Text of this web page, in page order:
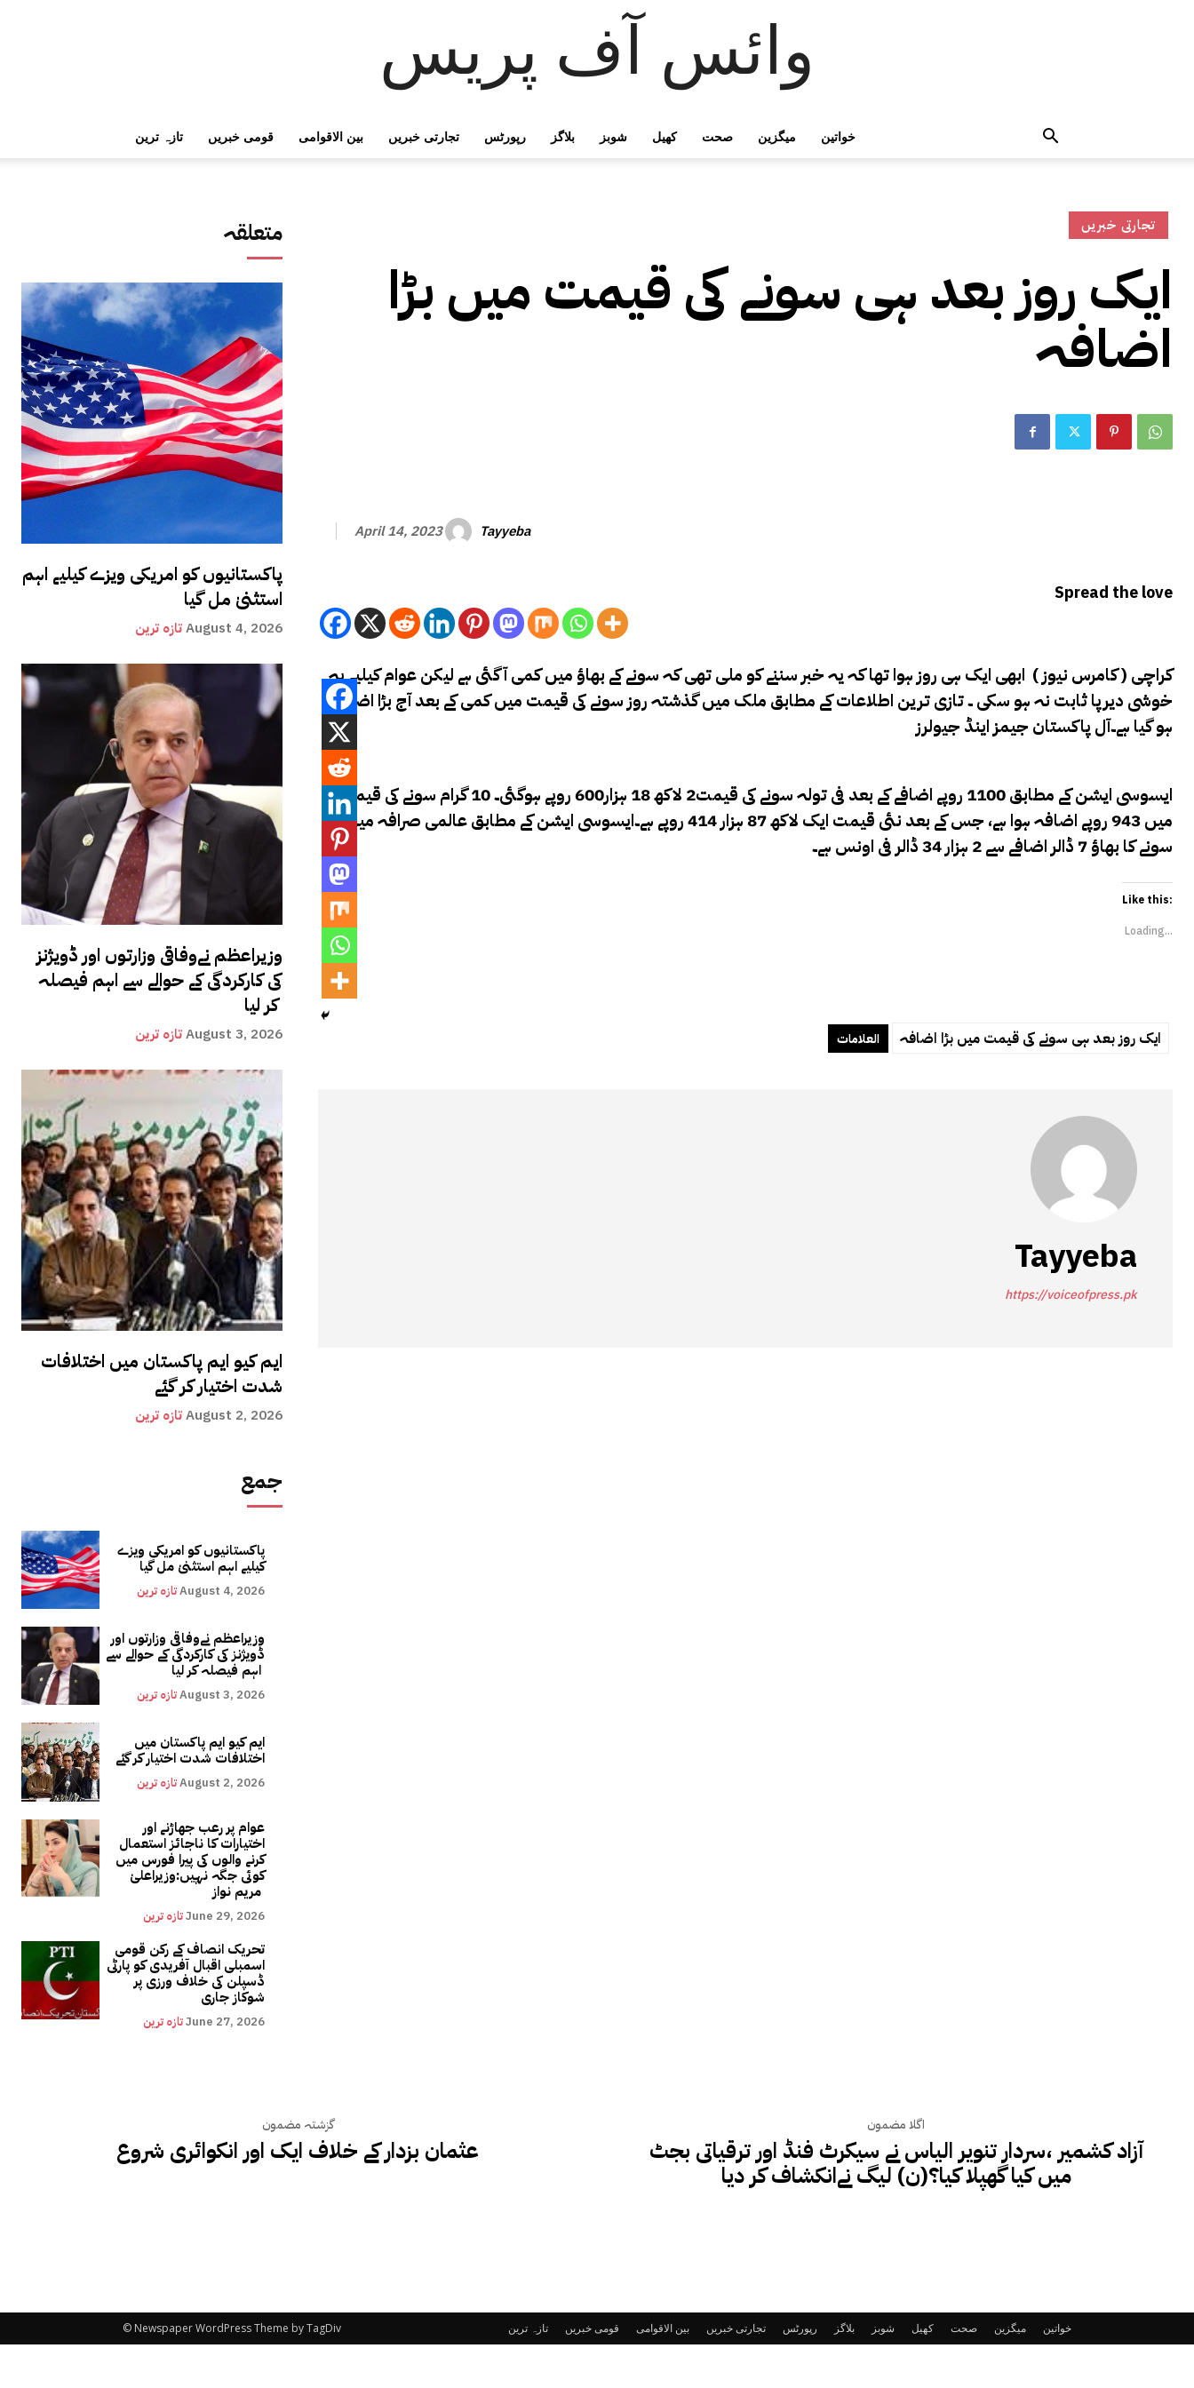
وائس آف پریس
تازہ ترین قومی خبریں بین الاقوامی تجارتی خبریں رپورٹس بلاگز شوبز کھیل صحت میگزین خواتین
متعلقہ
پاکستانیوں کو امریکی ویزے کیلیے اہم
استثنیٰ مل گیا
تازہ ترینAugust 4, 2026
وزیراعظم نےوفاقی وزارتوں اور ڈویژنز
کی کارکردگی کے حوالے سے اہم فیصلہ
کر لیا
تازہ ترینAugust 3, 2026
ایم کیو ایم پاکستان میں اختلافات
شدت اختیار کر گئے
تازہ ترینAugust 2, 2026
جمع
پاکستانیوں کو امریکی ویزے
کیلیے اہم استثنیٰ مل گیا
تازہ ترینAugust 4, 2026
وزیراعظم نےوفاقی وزارتوں اور
ڈویژنز کی کارکردگی کے حوالے سے
تازہ ترینAugust 3, 2026
ایم کیو ایم پاکستان میں
اختلافات شدت اختیار کر گئے
تازہ ترینAugust 2, 2026
عوام پر رعب جھاڑنے اور
اختیارات کا ناجائز استعمال
کرنے والوں کی پیرا فورس میں
کوئی جگہ نہیں:وزیراعلیٰ
تازہ ترینJune 29, 2026
تحریک انصاف کے رکن قومی
اسمبلی اقبال آفریدی کو پارٹی
ڈسپلن کی خلاف ورزی پر
شوکاز جاری
تازہ ترینJune 27, 2026
تجارتی خبریں
ایک روز بعد ہی سونے کی قیمت میں بڑا
اضافہ
April 14, 2023 Tayyeba
Spread the love
کراچی ( کامرس نیوز ) ابھی ایک ہی روز ہوا تھا کہ یہ خبر سننے کو ملی تھی کہ سونے کے بھاؤ میں کمی آگئی ہے لیکن عوام کیلیے یہ
خوشی دیرپا ثابت نہ ہو سکی ۔ تازی ترین اطلاعات کے مطابق ملک میں گذشتہ روز سونے کی قیمت میں کمی کے بعد آج بڑا اضافہ
ہو گیا ہے۔آل پاکستان جیمز اینڈ جیولرز
ایسوسی ایشن کے مطابق 1100 روپے اضافے کے بعد فی تولہ سونے کی قیمت2 لاکھ 18 ہزار600 روپے ہوگئی۔ 10 گرام سونے کی قیمت
میں 943 روپے اضافہ ہوا ہے، جس کے بعد نئی قیمت ایک لاکھ 87 ہزار 414 روپے ہے۔ایسوسی ایشن کے مطابق عالمی صرافہ میں
سونے کا بھاؤ 7 ڈالر اضافے سے 2 ہزار 34 ڈالر فی اونس ہے۔
Like this:
Loading...
العلامات ایک روز بعد ہی سونے کی قیمت میں بڑا اضافہ
Tayyeba
https://voiceofpress.pk
گزشتہ مضمون
عثمان بزدار کے خلاف ایک اور انکوائری شروع
اگلا مضمون
آزاد کشمیر ،سردار تنویر الیاس نے سیکرٹ فنڈ اور ترقیاتی بجٹ
میں کیا گھپلا کیا؟(ن) لیگ نےانکشاف کر دیا
تازہ ترین قومی خبریں بین الاقوامی تجارتی خبریں رپورٹس بلاگز شوبز کھیل صحت میگزین خواتین © Newspaper WordPress Theme by TagDiv